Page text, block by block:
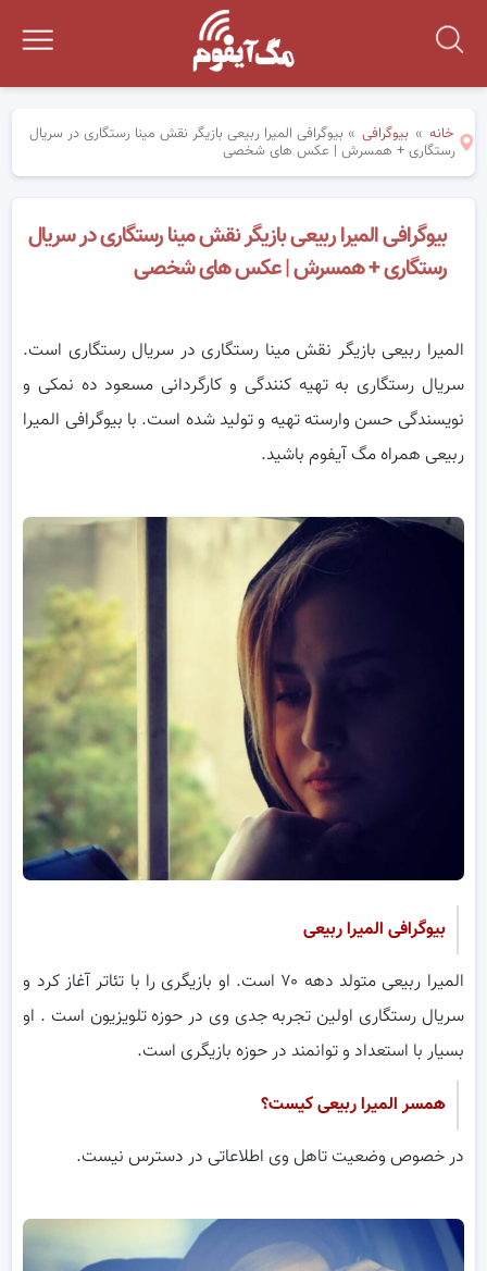
خانه » بیوگرافی » بیوگرافی المیرا ربیعی بازیگر نقش مینا رستگاری در سریال
رستگاری + همسرش | عکس های شخصی
بیوگرافی المیرا ربیعی بازیگر نقش مینا رستگاری در سریال
رستگاری + همسرش | عکس های شخصی
المیرا ربیعی بازیگر نقش مینا رستگاری در سریال رستگاری است.
سریال رستگاری به تهیه کنندگی و کارگردانی مسعود ده نمکی و
نویسندگی حسن وارسته تهیه و تولید شده است. با بیوگرافی المیرا
ربیعی همراه مگ آیفوم باشید.
بیوگرافی المیرا ربیعی
المیرا ربیعی متولد دهه ۷۰ است‌. او بازیگری را با تئاتر آغاز کرد و
سریال رستگاری اولین تجربه جدی وی در حوزه تلویزیون است . او
بسیار با استعداد و توانمند در حوزه بازیگری است.
همسر المیرا ربیعی کیست؟
در خصوص وضعیت تاهل وی اطلاعاتی در دسترس نیست.